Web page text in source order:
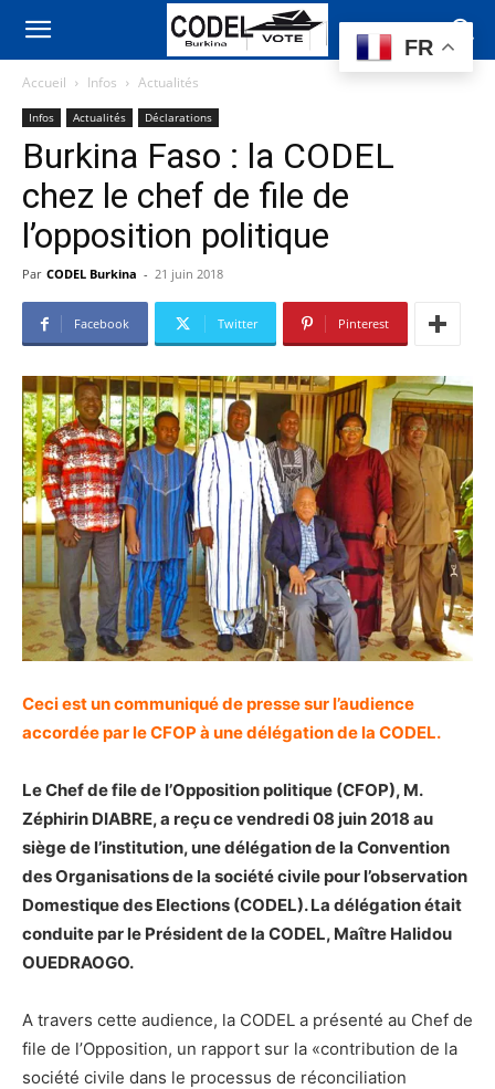
Accueil Infos Actualités
Infos Actualités Déclarations
Burkina Faso : la CODEL
chez le chef de file de
l’opposition politique
Par CODEL Burkina - 21 juin 2018
Facebook Twitter Pinterest
Ceci est un communiqué de presse sur l’audience
accordée par le CFOP à une délégation de la CODEL.
Le Chef de file de l’Opposition politique (CFOP), M.
Zéphirin DIABRE, a reçu ce vendredi 08 juin 2018 au
siège de l’institution, une délégation de la Convention
des Organisations de la société civile pour l’observation
Domestique des Elections (CODEL). La délégation était
conduite par le Président de la CODEL, Maître Halidou
OUEDRAOGO.
A travers cette audience, la CODEL a présenté au Chef de
file de l’Opposition, un rapport sur la «contribution de la
société civile dans le processus de réconciliation
FR